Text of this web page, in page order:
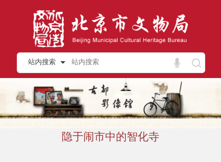
站内搜索
隐于闹市中的智化寺